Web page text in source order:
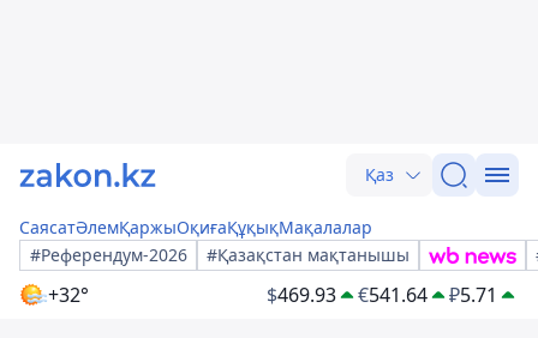
Қаз
СаясатӘлемҚаржыОқиғаҚұқықМақалалар
#Референдум-2026
#Қазақстан мақтанышы
+32° $469.93 €541.64 ₽5.71